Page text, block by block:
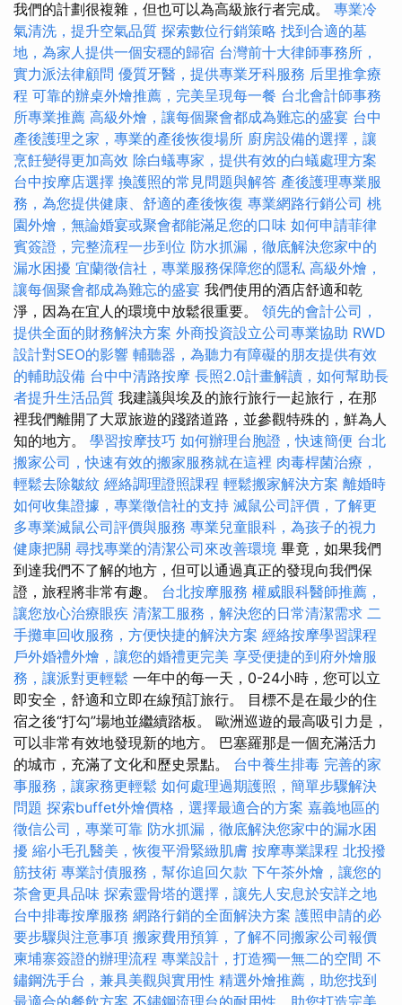
我們的計劃很複雜，但也可以為高級旅行者完成。 專業冷
氣清洗，提升空氣品質 探索數位行銷策略 找到合適的墓
地，為家人提供一個安穩的歸宿 台灣前十大律師事務所，
實力派法律顧問 優質牙醫，提供專業牙科服務 后里推拿療
程 可靠的辦桌外燴推薦，完美呈現每一餐 台北會計師事務
所專業推薦 高級外燴，讓每個聚會都成為難忘的盛宴 台中
產後護理之家，專業的產後恢復場所 廚房設備的選擇，讓
烹飪變得更加高效 除白蟻專家，提供有效的白蟻處理方案
台中按摩店選擇 換護照的常見問題與解答 產後護理專業服
務，為您提供健康、舒適的產後恢復 專業網路行銷公司 桃
園外燴，無論婚宴或聚會都能滿足您的口味 如何申請菲律
賓簽證，完整流程一步到位 防水抓漏，徹底解決您家中的
漏水困擾 宜蘭徵信社，專業服務保障您的隱私 高級外燴，
讓每個聚會都成為難忘的盛宴 我們使用的酒店舒適和乾
淨，因為在宜人的環境中放鬆很重要。 領先的會計公司，
提供全面的財務解決方案 外商投資設立公司專業協助 RWD
設計對SEO的影響 輔聽器，為聽力有障礙的朋友提供有效
的輔助設備 台中中清路按摩 長照2.0計畫解讀，如何幫助長
者提升生活品質 我建議與埃及的旅行旅行一起旅行，在那
裡我們離開了大眾旅遊的踐踏道路，並參觀特殊的，鮮為人
知的地方。 學習按摩技巧 如何辦理台胞證，快速簡便 台北
搬家公司，快速有效的搬家服務就在這裡 肉毒桿菌治療，
輕鬆去除皺紋 經絡調理證照課程 輕鬆搬家解決方案 離婚時
如何收集證據，專業徵信社的支持 滅鼠公司評價，了解更
多專業滅鼠公司評價與服務 專業兒童眼科，為孩子的視力
健康把關 尋找專業的清潔公司來改善環境 畢竟，如果我們
到達我們不了解的地方，但可以通過真正的發現向我們保
證，旅程將非常有趣。 台北按摩服務 權威眼科醫師推薦，
讓您放心治療眼疾 清潔工服務，解決您的日常清潔需求 二
手攤車回收服務，方便快捷的解決方案 經絡按摩學習課程
戶外婚禮外燴，讓您的婚禮更完美 享受便捷的到府外燴服
務，讓派對更輕鬆 一年中的每一天，0-24小時，您可以立
即安全，舒適和立即在線預訂旅行。 目標不是在最少的住
宿之後“打勾”場地並繼續踏板。 歐洲巡遊的最高吸引力是，
可以非常有效地發現新的地方。 巴塞羅那是一個充滿活力
的城市，充滿了文化和歷史景點。 台中養生排毒 完善的家
事服務，讓家務更輕鬆 如何處理過期護照，簡單步驟解決
問題 探索buffet外燴價格，選擇最適合的方案 嘉義地區的
徵信公司，專業可靠 防水抓漏，徹底解決您家中的漏水困
擾 縮小毛孔醫美，恢復平滑緊緻肌膚 按摩專業課程 北投撥
筋技術 專業討債服務，幫你追回欠款 下午茶外燴，讓您的
茶會更具品味 探索靈骨塔的選擇，讓先人安息於安詳之地
台中排毒按摩服務 網路行銷的全面解決方案 護照申請的必
要步驟與注意事項 搬家費用預算，了解不同搬家公司報價
柬埔寨簽證的辦理流程 專業設計，打造獨一無二的空間 不
鏽鋼洗手台，兼具美觀與實用性 精選外燴推薦，助您找到
最適合的餐飲方案 不鏽鋼流理台的耐用性，助您打造完美